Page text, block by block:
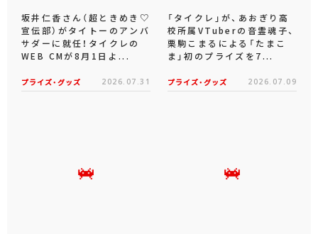
坂井仁香さん（超ときめき♡
宣伝部）がタイトーのアンバ
サダーに就任！タイクレの
WEB CMが8月1日よ...
プライズ・グッズ 2026.07.31
「タイクレ」が、あおぎり高
校所属VTuberの音霊魂子、
栗駒こまるによる「たまこ
ま」初のプライズを7...
プライズ・グッズ 2026.07.09